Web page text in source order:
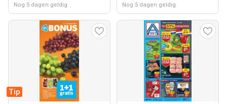
Nog 5 dagen geldig Nog 5 dagen geldig
Tip